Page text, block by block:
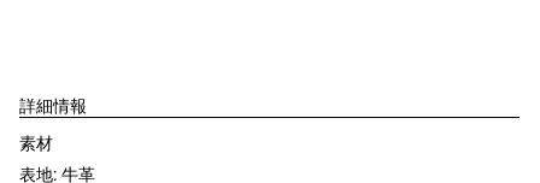
詳細情報
素材
表地: 牛革